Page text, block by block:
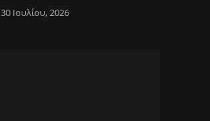
30 Ιουλίου, 2026